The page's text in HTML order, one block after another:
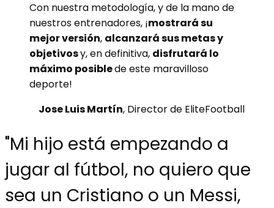
Con nuestra metodología, y de la mano de
nuestros entrenadores, ¡mostrará su
mejor versión, alcanzará sus metas y
objetivosy, en definitiva, disfrutará lo
máximo posiblede este maravilloso
deporte!
JoseLuis Martín, Director de EliteFootball
"Mi hijo está empezando a
jugar al fútbol, no quiero que
sea un Cristiano o un Messi,